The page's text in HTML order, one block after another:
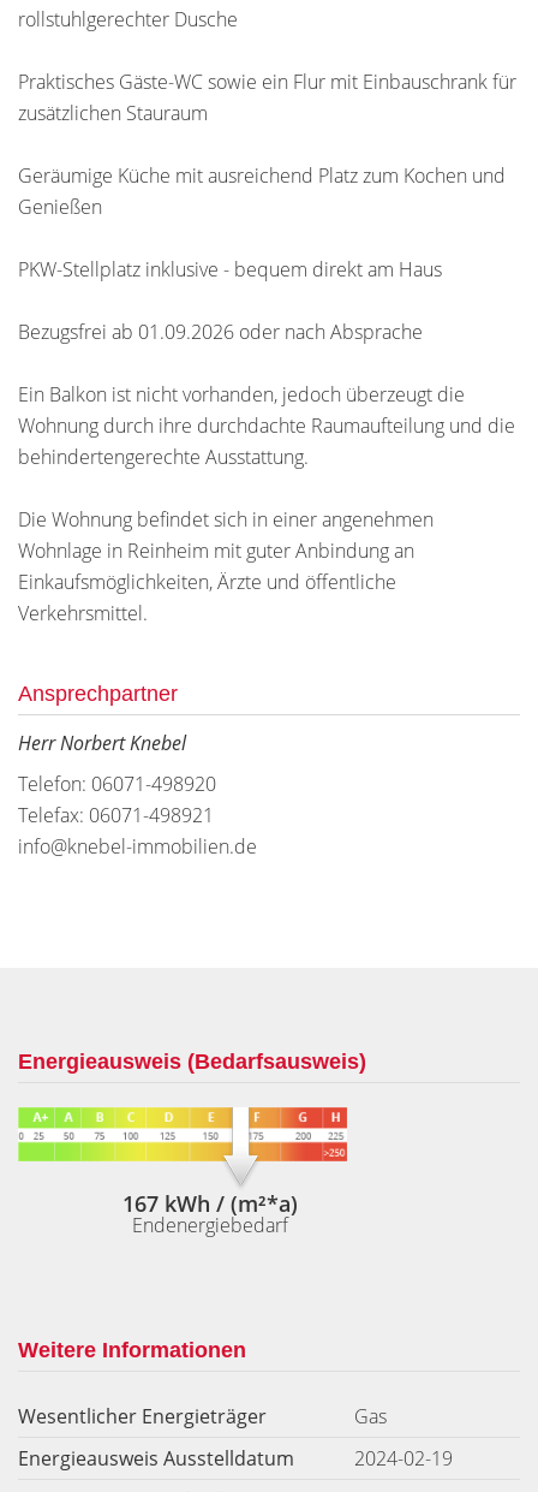
rollstuhlgerechter Dusche
Praktisches Gäste-WC sowie ein Flur mit Einbauschrank für
zusätzlichen Stauraum
Geräumige Küche mit ausreichend Platz zum Kochen und
Genießen
PKW-Stellplatz inklusive - bequem direkt am Haus
Bezugsfrei ab 01.09.2026 oder nach Absprache
Ein Balkon ist nicht vorhanden, jedoch überzeugt die
Wohnung durch ihre durchdachte Raumaufteilung und die
behindertengerechte Ausstattung.
Die Wohnung befindet sich in einer angenehmen
Wohnlage in Reinheim mit guter Anbindung an
Einkaufsmöglichkeiten, Ärzte und öffentliche
Verkehrsmittel.
Ansprechpartner
Herr Norbert Knebel
Telefon: 06071-498920
Telefax: 06071-498921
info@knebel-immobilien.de
Energieausweis (Bedarfsausweis)
167 kWh / (m²*a)
Endenergiebedarf
Weitere Informationen
Wesentlicher Energieträger
Gas
Energieausweis Ausstelldatum
2024-02-19